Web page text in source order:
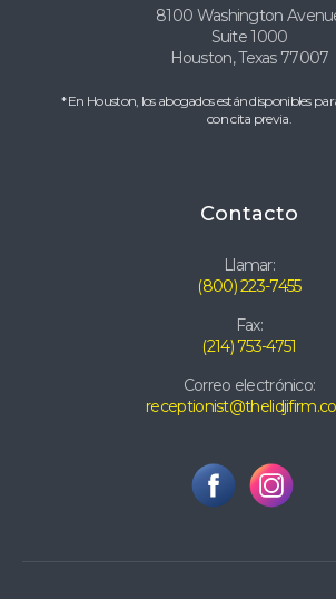
8100 Washington
Suite 1000
Houston, Texas 77007
* En Houston, los abogados están disponibles
con cita previa.
Contacto
Llamar:
(800) 223-7455
Fax:
(214) 753-4751
Correo electrónico: